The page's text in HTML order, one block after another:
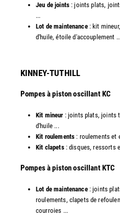
Jeu de joints : joints plats,
...
Lot de maintenance: kit
d'huile, étoile d'accouplement ...​​
KINNEY-TUTHILL
Pompes à piston oscillant KC
Kit mineur : joints plats, joints
d'huile ...
Kit roulements : roulements et
Kit clapets: disques, ressorts
​Pompes à piston oscillant KTC
Lot de maintenance : joints
roulements, clapets de
courroies ...